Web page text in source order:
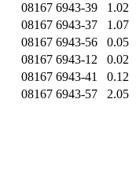
08167 6943-39 1.02
08167 6943-37 1.07
08167 6943-56 0.05
08167 6943-12 0.02
08167 6943-41 0.12
08167 6943-57 2.05